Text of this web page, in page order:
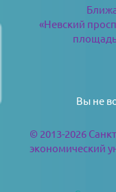
«Невский
Вы не
© 2013-2026
экономический